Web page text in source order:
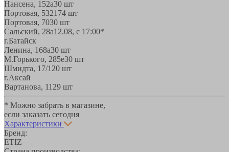
Нансена, 152а30 шт
Портовая, 532174 шт
Портовая, 7030 шт
Сальский, 28a12.08, с 17:00*
г.Батайск
Ленина, 168а30 шт
М.Горького, 285е30 шт
Шмидта, 17/1 20 шт
г.Аксай
Вартанова, 11 29 шт
* Можно забрать в магазине,
если заказать сегодня
Характеристики
Бренд:
ETIZ